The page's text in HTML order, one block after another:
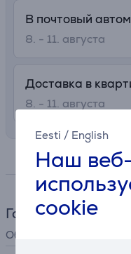
Eesti / English
Наш
cookie
В почтовый
8. - 11. августа
Доставка в
8. - 11. августа
Габариты
Объем